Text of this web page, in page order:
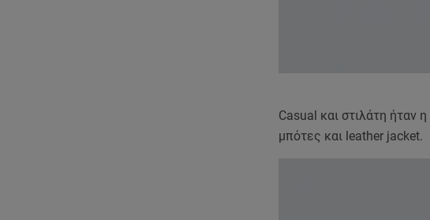
Casual και στιλάτη ήταν η
μπότες και leather jacket.